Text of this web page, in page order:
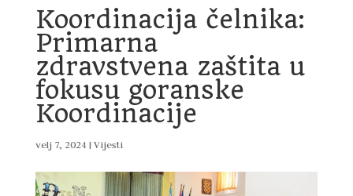
Koordinacija čelnika:
Primarna
zdravstvena zaštita u
fokusu goranske
Koordinacije
velj 7, 2024 | Vijesti